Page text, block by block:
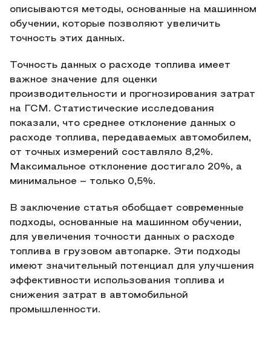
описываются методы, основанные на машинном
обучении, которые позволяют увеличить
точность этих данных.
Точность данных о расходе топлива имеет
важное значение для оценки
производительности и прогнозирования затрат
на ГСМ. Статистические исследования
показали, что среднее отклонение данных о
расходе топлива, передаваемых автомобилем,
от точных измерений составляло 8,2%.
Максимальное отклонение достигало 20%, а
минимальное – только 0,5%.
В заключение статья обобщает современные
подходы, основанные на машинном обучении,
для увеличения точности данных о расходе
топлива в грузовом автопарке. Эти подходы
имеют значительный потенциал для улучшения
эффективности использования топлива и
снижения затрат в автомобильной
промышленности.